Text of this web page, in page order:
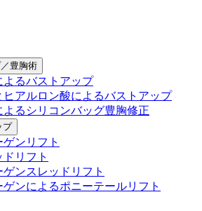
豊胸術
よるバストアップ
ヒアルロン酸によるバストアップ
よるシリコンバッグ豊胸修正
プ
ゲンリフト
ドリフト
ゲンスレッドリフト
ゲンによるポニーテールリフト